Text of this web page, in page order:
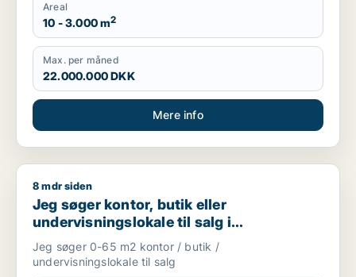
Areal
10 - 3.000 m2
Max. per måned
22.000.000 DKK
Mere info
Jeg søger kontor, butik eller undervisningslokale til salg i
8 mdr siden
Jeg søger kontor, butik eller
undervisningslokale til salg i
Storkøbenhavn, Nordsjælland eller Fyn
m.fl.
Jeg søger 0-65 m2 kontor / butik /
undervisningslokale til salg